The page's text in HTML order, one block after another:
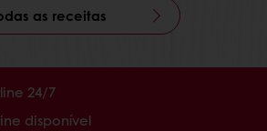
as receitas
24/7
disponível